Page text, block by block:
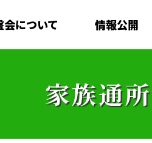
会について 情報公開
家族通